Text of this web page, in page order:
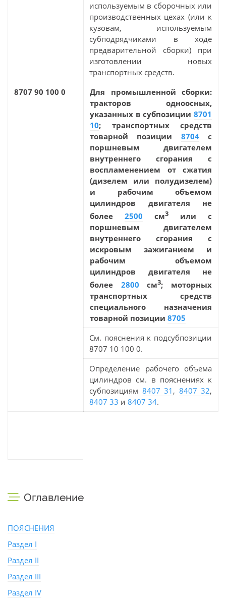
используемым в сборочных или
производственных цехах (или к
кузовам, используемым
субподрядчиками в ходе
предварительной сборки) при
изготовлении новых
транспортных средств.
8707 90 100 0
Для промышленной сборки:
тракторов одноосных,
указанных в субпозиции 8701
10; транспортных средств
товарной позиции 8704с
поршневым двигателем
внутреннего сгорания с
воспламенением от сжатия
(дизелем или полудизелем)
и рабочим объемом
цилиндров двигателя не
более 2500 см3 или с
поршневым двигателем
внутреннего сгорания с
искровым зажиганием и
рабочим объемом
цилиндров двигателя не
более 2800 см3; моторных
транспортных средств
специального назначения
товарной позиции 8705
См. пояснения к подсубпозиции
8707 10 100 0.
Определение рабочего объема
цилиндров см. в пояснениях к
субпозициям 8407 31 , 8407 32,
8407 33 и 8407 34.
Оглавление
ПОЯСНЕНИЯ
Раздел I
Раздел II
Раздел III
Раздел IV